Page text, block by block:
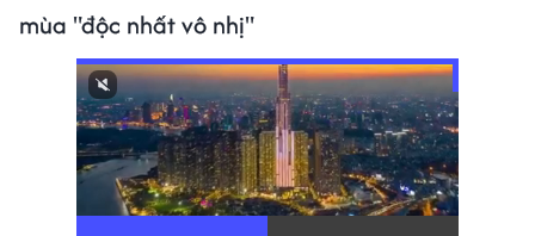
mùa "độc nhất vô nhị"